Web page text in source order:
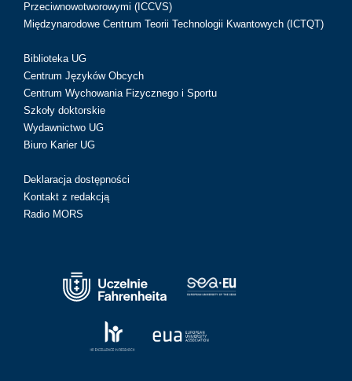
Przeciwnowotworowymi (ICCVS)
Międzynarodowe Centrum Teorii Technologii Kwantowych (ICTQT)
Biblioteka UG
Centrum Języków Obcych
Centrum Wychowania Fizycznego i Sportu
Szkoły doktorskie
Wydawnictwo UG
Biuro Karier UG
Deklaracja dostępności
Kontakt z redakcją
Radio MORS